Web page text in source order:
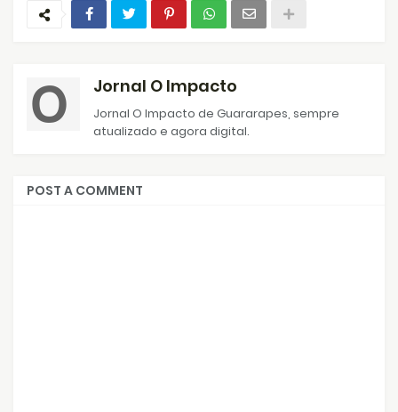
Jornal O Impacto
Jornal O Impacto de Guararapes, sempre
atualizado e agora digital.
POST A COMMENT